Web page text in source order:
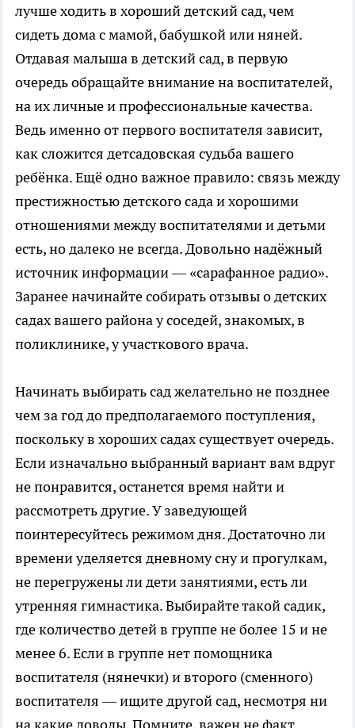
лучше ходить в хороший детский сад, чем
сидеть дома с мамой, бабушкой или няней.
Отдавая малыша в детский сад, в первую
очередь обращайте внимание на воспитателей,
на их личные и профессиональные качества.
Ведь именно от первого воспитателя зависит,
как сложится детсадовская судьба вашего
ребёнка. Ещё одно важное правило: связь между
престижностью детского сада и хорошими
отношениями между воспитателями и детьми
есть, но далеко не всегда. Довольно надёжный
источник информации — «сарафанное радио».
Заранее начинайте собирать отзывы о детских
садах вашего района у соседей, знакомых, в
поликлинике, у участкового врача.
Начинать выбирать сад желательно не позднее
чем за год до предполагаемого поступления,
поскольку в хороших садах существует очередь.
Если изначально выбранный вариант вам вдруг
не понравится, останется время найти и
рассмотреть другие. У заведующей
поинтересуйтесь режимом дня. Достаточно ли
времени уделяется дневному сну и прогулкам,
не перегружены ли дети занятиями, есть ли
утренняя гимнастика. Выбирайте такой садик,
где количество детей в группе не более 15 и не
менее 6. Если в группе нет помощника
воспитателя (нянечки) и второго (сменного)
воспитателя — ищите другой сад, несмотря ни